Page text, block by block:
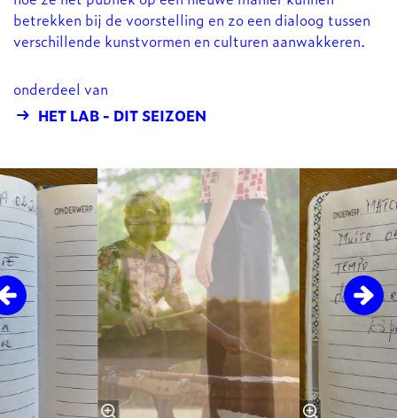
betrekken bij de voorstelling en zo een dialoog tussen
verschillende kunstvormen en culturen aanwakkeren.
onderdeel van
HET LAB - DIT SEIZOEN
Overslaan